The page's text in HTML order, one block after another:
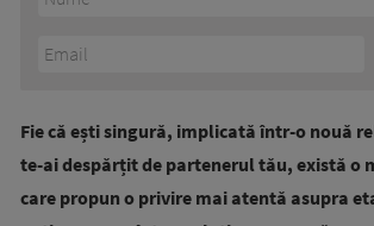
Fie că ești singură, implicată într-o nouă
te-ai despărțit de partenerul tău, există o
care propun o privire mai atentă asupra